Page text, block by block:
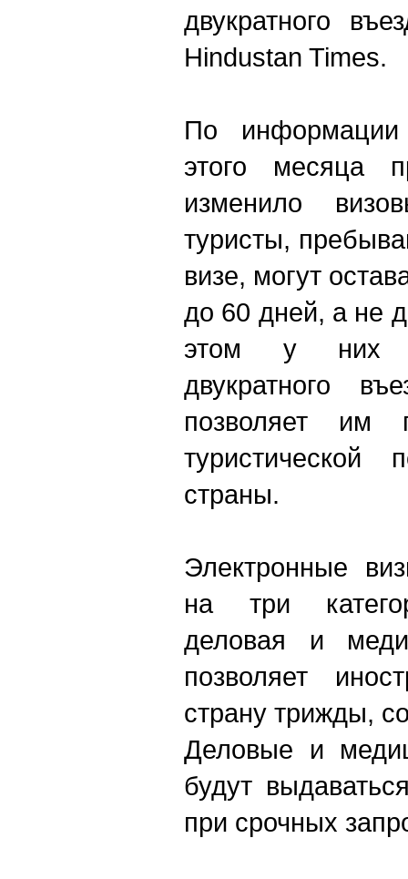
двукратного
Hindustan Times.
По
этого месяца
изменило
туристы,
визе, могут
до 60 дней, а не
этом у них
двукратного
позволяет им
туристической
страны.
Электронные
на три
деловая и
позволяет
страну трижды,
Деловые и
будут
при срочных